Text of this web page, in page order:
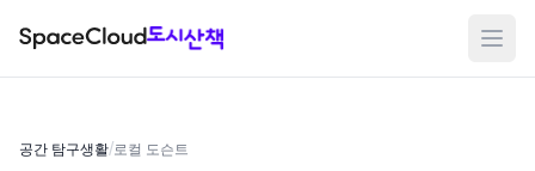
메뉴
공간 탐구생활/로컬 도슨트